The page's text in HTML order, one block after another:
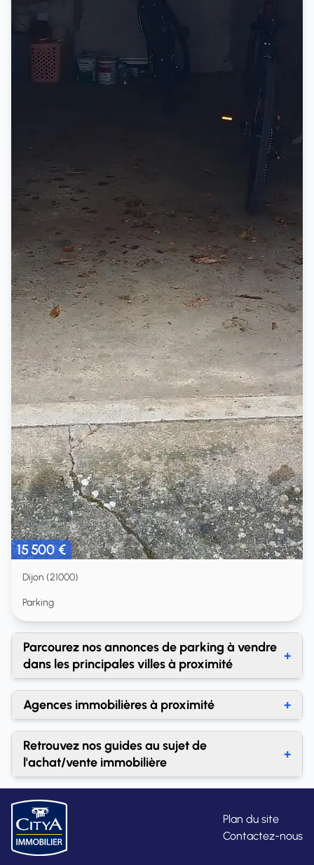
15 500 €
Dijon (21000)
Parking
Parcourez nos annonces de parking à vendre
dans les principales villes à proximité
+
Achat parking Longvic
Agences immobilières à proximité +
Agences immobilières Dijon
Retrouvez nos guides au sujet de
l'achat/vente immobilière
+
À quel prix dois-je vendre mon bien ?
A quel prix vendre un terrain à un promoteur ?
Acheter une maison à un particulier, est-ce vraiment
Plan du site
Contactez-nous